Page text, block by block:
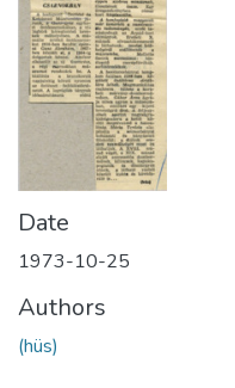
Date
1973-10-25
Authors
(hüs)